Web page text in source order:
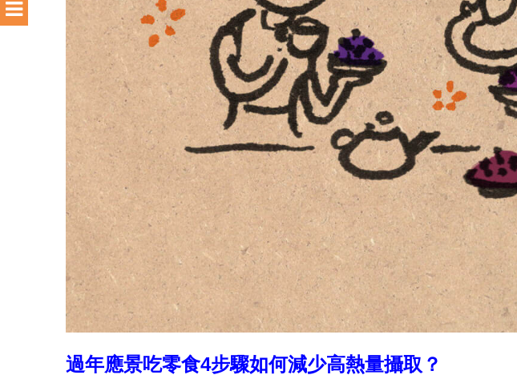
過年應景吃零食4步驟如何減少高熱量攝取？